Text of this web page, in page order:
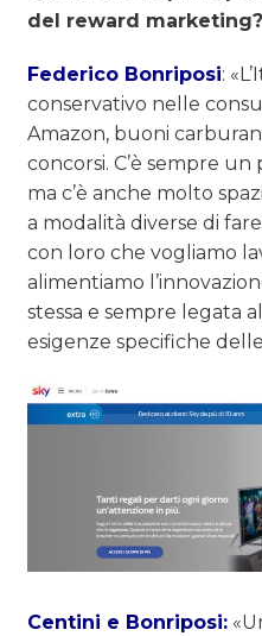
del reward marketing?
Federico Bonriposi:
conservativo nelle
Amazon, buoni
concorsi. C’è sempre un
ma c’è anche molto
a modalità diverse di
con loro che vogliamo
alimentiamo
stessa e sempre legata
esigenze specifiche
Centini e Bonriposi: